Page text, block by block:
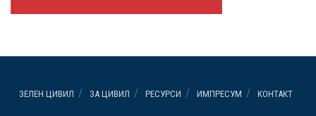
ЗЕЛЕН ЦИВИЛ ЗА ЦИВИЛ РЕСУРСИ ИМПРЕСУМ КОНТАКТ